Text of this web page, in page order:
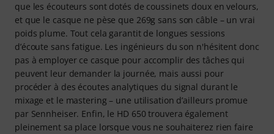
que les écouteurs sont dotés de coussinets doux en velours,
et que le casque ne pèse que 269g sans son câble – un vrai
poids plume. Tout cela garantit de longues sessions
d’écoute sans fatigue. Les ingénieurs du son n'hésitent donc
pas à employer ce casque pour accomplir des tâches qui
peuvent leur demander la journée, mais aussi pour
procéder à des écoutes analytiques du signal durant le
mixage et le mastering – une utilisation d’ailleurs promue
par Sennheiser. Enfin, le HD 650 trouvera également
pleinement sa place lorsque vous ne souhaiterez rien faire